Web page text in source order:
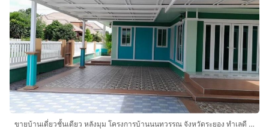
ขายบ้านเดี่ยวชั้นเดียว หลังมุม โครงการบ้านนนทวรรณ จังหวัดระยอง ทำเลดี เดินทางสะดวก